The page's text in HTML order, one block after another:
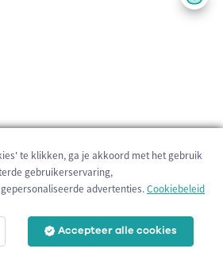
te klikken, ga je akkoord met het gebruik
gebruikerservaring,
advertenties.Cookiebeleid
Accepteer alle cookies